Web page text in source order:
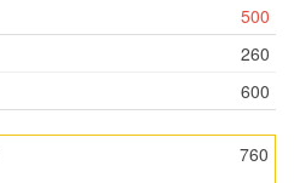
500
260
600
760